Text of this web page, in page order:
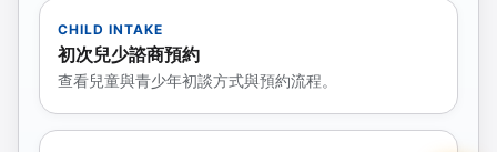
CHILD INTAKE
初次兒少諮商預約
查看兒童與青少年初談方式與預約流程。